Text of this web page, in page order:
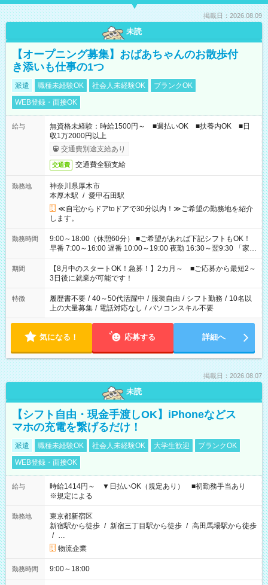
掲載日：2026.08.09
未読
【オープニング募集】おばあちゃんのお散歩付
き添いも仕事の1つ
派遣 職種未経験OK 社会人未経験OK
ブランクOK
WEB登録・面接OK
給与
無資格未経験：時給1500円～ ■週払いOK ■扶養内OK ■日
収1万2000円以上
交通費別途支給あり
交通費 交通費全額支給
勤務地
神奈川県厚木市
本厚木駅 / 愛甲石田駅
≪自宅からドアtoドアで30分以内！≫ご希望の勤務地を紹介
します。
勤務時間
9:00～18:00（休憩60分） ■ご希望があれば下記シフトもOK！
早番 7:00～16:00 遅番 10:00～19:00 夜勤 16:30～翌9:30 「家族
と休みを合わせたい」 「余裕を持って夕飯の準備がしたい」
「できれば残業はしたくない」 など、ご希望を教えてください
ね。 ※Wワーク希望の方へ 今ご覧のお仕事で希望する勤務時間
と、もう1つのお仕事の勤務時間。 合計で週40時間を超える場
合は応募できません。
期間
【8月中のスタートOK！急募！】2カ月～ ■ご応募から最短2～
3日後に就業が可能です！
特徴 履歴書不要 / 40～50代活躍中 / 服装自由 / シフト勤務 / 10名以
上の大量募集 / 電話対応なし / パソコンスキル不要
気になる！ 応募する 詳細へ
掲載日：2026.08.07
未読
【シフト自由・現金手渡しOK】iPhoneなどス
マホの充電を繋げるだけ！
派遣 職種未経験OK 社会人未経験OK 大学生歓迎
ブランクOK
WEB登録・面接OK
給与
時給1414円～ ▼日払いOK（規定あり） ■初勤務手当あり
※規定による
勤務地
東京都新宿区
新宿駅から徒歩 / 新宿三丁目駅から徒歩 / 高田馬場駅から徒歩
/ …
物流企業
勤務時間 9:00～18:00